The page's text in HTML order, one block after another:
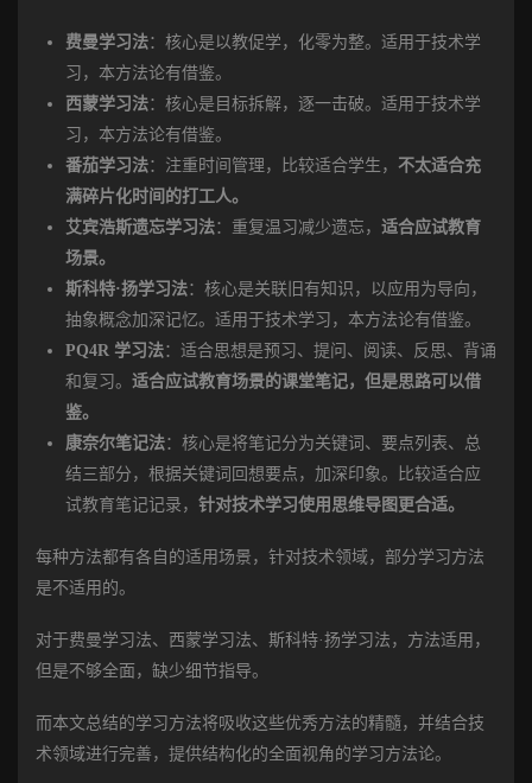
费曼学习法：核心是以教促学，化零为整。适用于技术学
习，本方法论有借鉴。
西蒙学习法：核心是目标拆解，逐一击破。适用于技术学
习，本方法论有借鉴。
番茄学习法：注重时间管理，比较适合学生， 不太适合充
满碎片化时间的打工人。
艾宾浩斯遗忘学习法：重复温习减少遗忘， 适合应试教育
场景。
斯科特·扬学习法：核心是关联旧有知识，以应用为导向，
抽象概念加深记忆。适用于技术学习，本方法论有借鉴。
PQ4R 学习法：适合思想是预习、提问、阅读、反思、背诵
和复习。 适合应试教育场景的课堂笔记，但是思路可以借
鉴。
康奈尔笔记法：核心是将笔记分为关键词、要点列表、总
结三部分，根据关键词回想要点，加深印象。比较适合应
试教育笔记记录， 针对技术学习使用思维导图更合适。
每种方法都有各自的适用场景，针对技术领域，部分学习方法
是不适用的。
对于费曼学习法、西蒙学习法、斯科特·扬学习法，方法适用，
但是不够全面，缺少细节指导。
而本文总结的学习方法将吸收这些优秀方法的精髓，并结合技
术领域进行完善，提供结构化的全面视角的学习方法论。